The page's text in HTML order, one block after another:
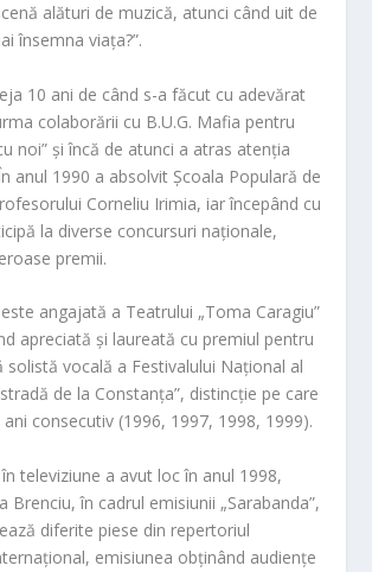
alături de muzică, atunci când uit de
însemna viața?”.
10 ani de când s-a făcut cu adevărat
colaborării cu B.U.G. Mafia pentru
noi” și încă de atunci a atras atenția
anul 1990 a absolvit Școala Populară de
Corneliu Irimia, iar începând cu
la diverse concursuri naționale,
premii.
angajată a Teatrului „Toma Caragiu”
apreciată și laureată cu premiul pentru
solistă vocală a Festivalului Național al
de la Constanța”, distincție pe care
consecutiv (1996, 1997, 1998, 1999).
televiziune a avut loc în anul 1998,
Brenciu, în cadrul emisiunii „Sarabanda”,
diferite piese din repertoriul
emisiunea obținând audiențe